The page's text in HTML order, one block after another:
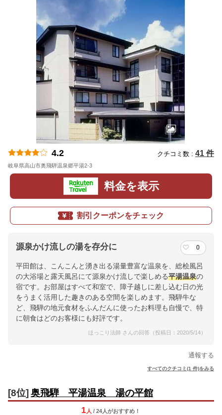
4.2 クチコミ数 : 41 件
岐阜県高山市奥飛騨温泉郷平湯2-3
料金を表示
割引クーポンをチェック
源泉かけ流しの湯を存分に 0
平田館は、こんこんと湧き出る湯量豊富な温泉を、総桧風呂
の大浴場と露天風呂にて源泉かけ流しで楽しめる平湯温泉の
宿です。お部屋はすべて和室で、障子越しに差し込む日の光
をうまく活用した趣きのある空間を楽しめます。飛騨牛な
ど、飛騨の地元食材をふんだんに使ったお料理も自慢で、特
に朝食はどのお客様にも好評です。
ほっこり法師 さんの回答（投稿日：2020/5/14）
通報する
すべてのクチコミ(1 件)をみる
[8位] 奥飛騨 平湯温泉 湯の平館
1 人 / 24人がおすすめ！